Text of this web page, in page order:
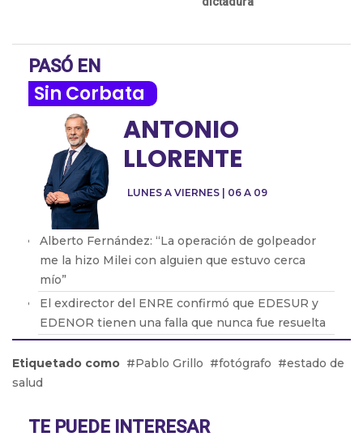
PASÓ EN
Sin Corbata
LUNES A VIERNES | 06 A 09
ANTONIO
LLORENTE
Alberto Fernández: “La operación de golpeador
me la hizo Milei con alguien que estuvo cerca
mío”
El exdirector del ENRE confirmó que EDESUR y
EDENOR tienen una falla que nunca fue resuelta
por el ser humano”
Fabián Vena con Barton: cómo será la nueva obra
Pablo Echarri: “La cultura es un hecho peligroso
Etiquetado como Pablo Grillo fotógrafo
estado de
salud
TE PUEDE INTERESAR